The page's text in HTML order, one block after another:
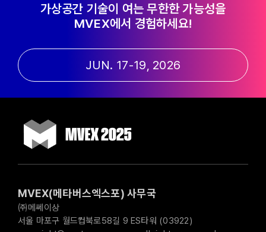
가상공간 기술이 여는 무한한 가능성을
MVEX에서 경험하세요!
JUN. 17-19, 2026
MVEX(메타버스엑스포) 사무국
㈜메쎄이상
서울 마포구 월드컵북로58길 9 ES타워 (03922)